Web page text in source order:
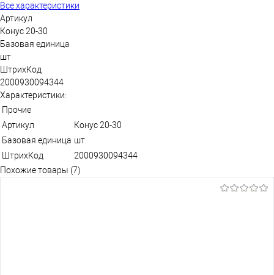
Все характеристики
Артикул
Конус 20-30
Базовая единица
шт
ШтрихКод
2000930094344
Характеристики:
Прочие
Артикул
Конус 20-30
Базовая единица шт
ШтрихКод
2000930094344
Похожие товары (7)